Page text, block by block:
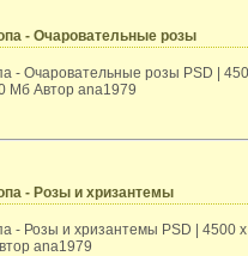
- Очаровательные розы
- Очаровательные розы PSD |
Мб Автор ana1979
- Розы и хризантемы
- Розы и хризантемы PSD | 4500
ana1979